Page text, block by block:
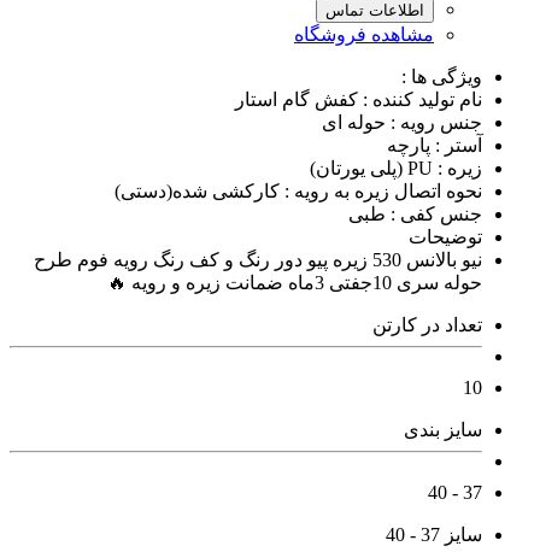
اطلاعات تماس
مشاهده فروشگاه
ویژگی ها :
نام تولید کننده : کفش گام استار
جنس رویه : حوله ای
آستر : پارچه
زیره : PU (پلی یورتان)
نحوه اتصال زیره به رویه : کارکشی شده(دستی)
جنس کفی : طبی
توضیحات
نیو بالانس 530 زیره پیو دور رنگ و کف رنگ رویه فوم طرح
حوله سری 10جفتی 3ماه ضمانت زیره و رویه 🔥
تعداد در کارتن
10
سایز بندی
37 - 40
سایز 37 - 40